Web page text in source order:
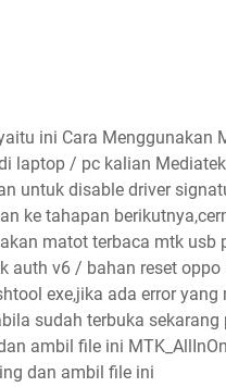
ini Cara Menggunakan
laptop / pc kalian Mediatek
untuk disable driver
ke tahapan
matot terbaca mtk usb
v6 / bahan reset oppo
exe,jika ada error yang
sudah terbuka sekarang
ambil file ini
dan ambil file ini